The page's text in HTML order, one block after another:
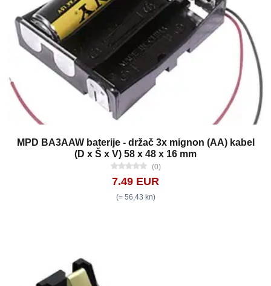
MPD BA3AAW baterije - držač 3x mignon (AA) kabel
(D x Š x V) 58 x 48 x 16 mm
(0)
7.49 EUR
(= 56,43 kn)